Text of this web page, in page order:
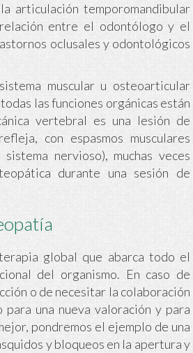
articulación temporomandibular
entre el odontólogo y el
oclusales y odontológicos
muscular u osteoarticular
las funciones orgánicas están
vertebral es una lesión de
con espasmos musculares
nervioso), muchas veces
durante una sesión de
global que abarca todo el
del organismo. En caso de
o de necesitar la colaboración
una nueva valoración y para
pondremos el ejemplo de una
y bloqueos en la apertura y